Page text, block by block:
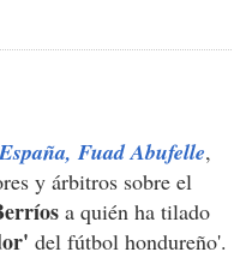
Fuad Abufelle,
y árbitros sobre el
a quién ha tilado
del fútbol hondureño'.